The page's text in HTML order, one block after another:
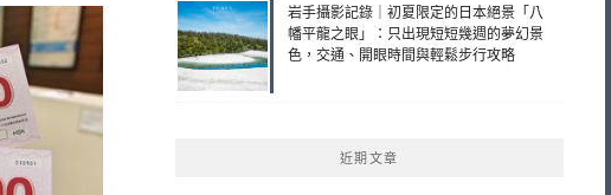
岩手攝影記錄｜初夏限定的日本絕景「八
幡平龍之眼」：只出現短短幾週的夢幻景
色，交通、開眼時間與輕鬆步行攻略
近期文章